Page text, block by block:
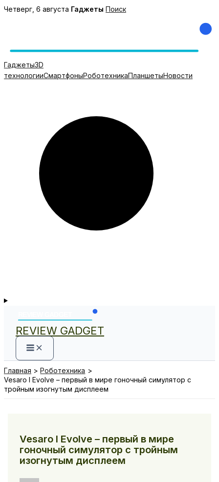
Перейти
Четверг, 6 августа Гаджеты Поиск
Гаджеты3D
технологииСмартфоныРоботехникаПланшетыНовости
REVIEW GADGET
Главная
Роботехника
Vesaro I Evolve – первый в мире гоночный симулятор с
тройным изогнутым дисплеем
Vesaro I Evolve – первый в мире
гоночный симулятор с тройным
изогнутым дисплеем